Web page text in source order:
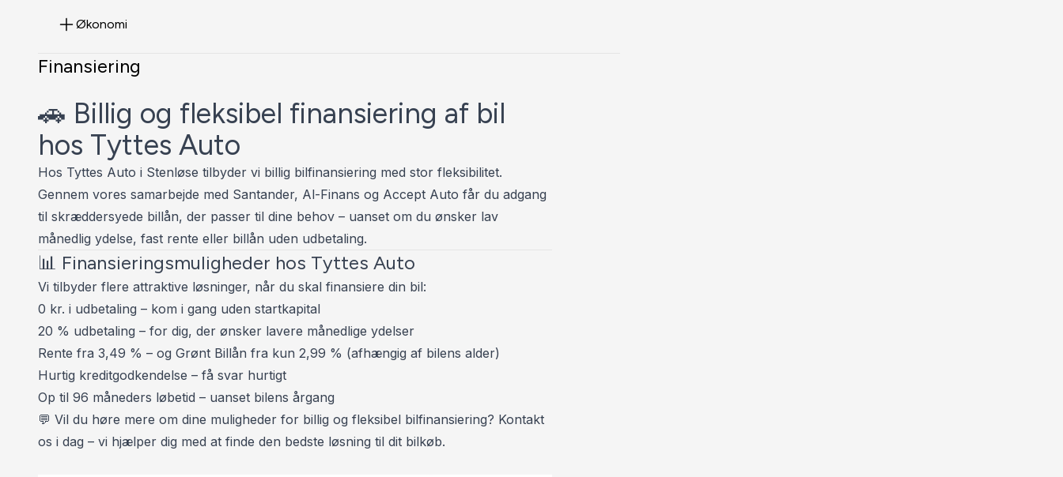
✅ AUTOMATISK LYS 💡
✅ 16" SOMMER ☀️ & 16” VINTERHJUL ❄️
✅ PARKERINGSSENSOR FOR- OG BAG 🔉🔊
✅ NØGLEFRI BETJENING 🔑
✅ AMBIENTBELYSNING ( 64 FARVER ) 🔵🔴🟠🟡
✅ DIGITALT COCKPIT 🖥️
✅ DAB RADIO 🎶
✅ NAVIGATION 🌍
✅ TRÆTHEDSREGISTRERING ☕
✅ SKILTEGENKENDELSE 🚫
✅ VOGNBANEASSISTENT 🛣️
✅ AUTOMATISK NØDBREMSESYSTEM 🛑
✅ EL-KLAPBARE SPEJLE M. VARME 🔥
✅ EL-KABINEVARMER 🔥
✅ SÆDEVARME 🔥
✅ 2 ZONE KLIMAANLÆG 💨❄️🔥
✅ VARME I RAT 🔥
✅ RATGEARSKIFTE
Økonomi
Finansiering
🚗 Billig og fleksibel finansiering af bil
hos Tyttes Auto
Hos Tyttes Auto i Stenløse tilbyder vi billig bilfinansiering med stor fleksibilitet.
Gennem vores samarbejde med Santander, Al-Finans og Accept Auto får du adgang
til skræddersyede billån, der passer til dine behov – uanset om du ønsker lav
månedlig ydelse, fast rente eller billån uden udbetaling.
📊 Finansieringsmuligheder hos Tyttes Auto
Vi tilbyder flere attraktive løsninger, når du skal finansiere din bil:
0 kr. i udbetaling – kom i gang uden startkapital
20 % udbetaling – for dig, der ønsker lavere månedlige ydelser
Rente fra 3,49 % – og Grønt Billån fra kun 2,99 % (afhængig af bilens alder)
Hurtig kreditgodkendelse – få svar hurtigt
Op til 96 måneders løbetid – uanset bilens årgang
💬 Vil du høre mere om dine muligheder for billig og fleksibel bilfinansiering? Kontakt
os i dag – vi hjælper dig med at finde den bedste løsning til dit bilkøb.